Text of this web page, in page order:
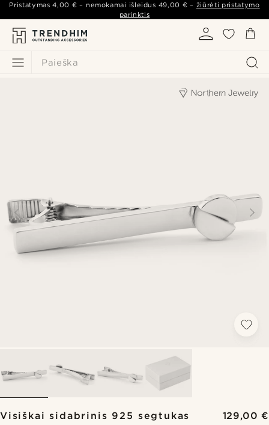
Paieška
Pristatymas4,00 € – nemokamai išleidus 49,00 € – žiūrėti pristatymo
parinktis
Visiškai sidabrinis 925 segtukas 129,00 €